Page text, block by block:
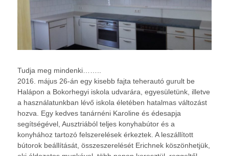
Tudja meg mindenki……..
2016. május 26-án egy kisebb fajta teherautó gurult be
Halápon a Bokorhegyi iskola udvarára, egyesületünk, illetve
a használatunkban lévő iskola életében hatalmas változást
hozva. Egy kedves tanárnéni Karoline és édesapja
segítségével, Ausztriából teljes konyhabútor és a
konyhához tartozó felszerelések érkeztek. A leszállított
bútorok beállítását, összeszerelését Erichnek köszönhetjük,